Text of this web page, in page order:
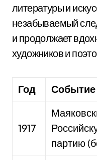
литературы и
незабываемый
и продолжает
художников и
Год Событие
1917
партию